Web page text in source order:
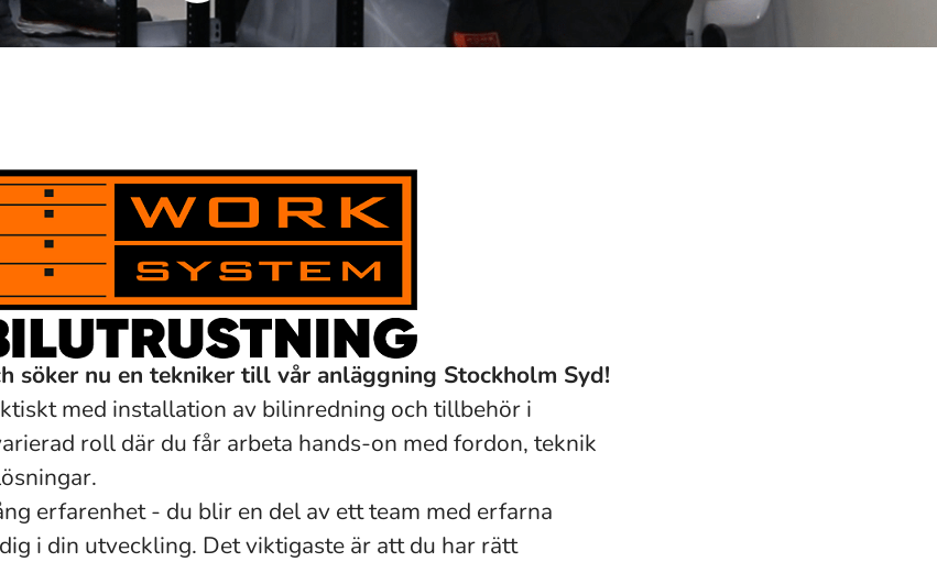
söker nu en tekniker till vår anläggning Stockholm Syd!
med installation av bilinredning och tillbehör i
roll där du får arbeta hands-on med fordon, teknik
erfarenhet - du blir en del av ett team med erfarna
i din utveckling. Det viktigaste är att du har rätt